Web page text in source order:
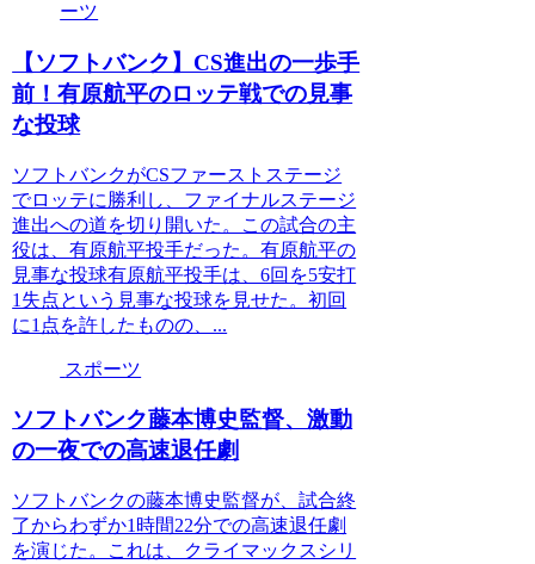
ーツ
【ソフトバンク】CS進出の一歩手
前！有原航平のロッテ戦での見事
な投球
ソフトバンクがCSファーストステージ
でロッテに勝利し、ファイナルステージ
進出への道を切り開いた。この試合の主
役は、有原航平投手だった。有原航平の
見事な投球有原航平投手は、6回を5安打
1失点という見事な投球を見せた。初回
に1点を許したものの、...
スポーツ
ソフトバンク藤本博史監督、激動
の一夜での高速退任劇
ソフトバンクの藤本博史監督が、試合終
了からわずか1時間22分での高速退任劇
を演じた。これは、クライマックスシリ